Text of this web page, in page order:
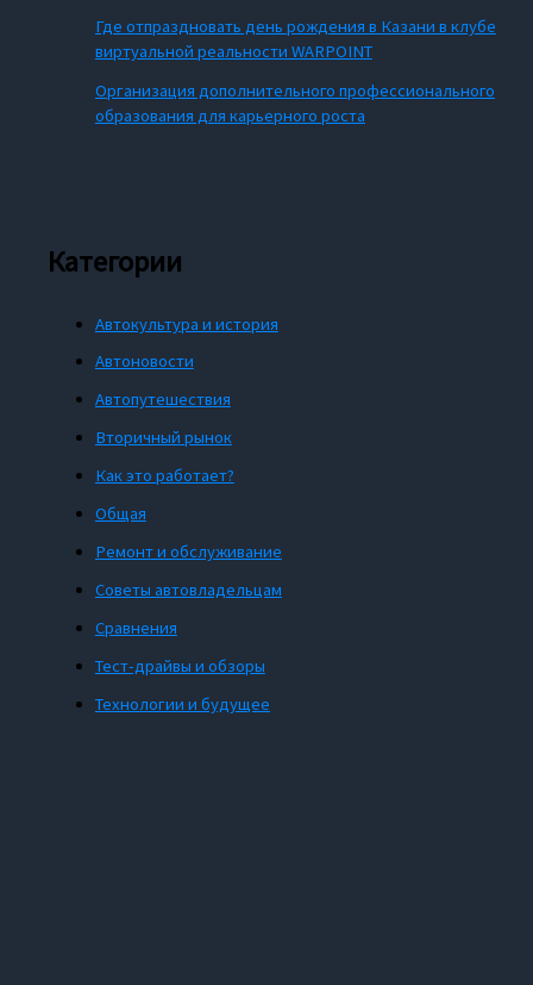
Где отпраздновать день рождения в Казани в клубе
виртуальной реальности WARPOINT
Организация дополнительного профессионального
образования для карьерного роста
Категории
Автокультура и история
Автоновости
Автопутешествия
Вторичный рынок
Как это работает?
Общая
Ремонт и обслуживание
Советы автовладельцам
Сравнения
Тест-драйвы и обзоры
Технологии и будущее